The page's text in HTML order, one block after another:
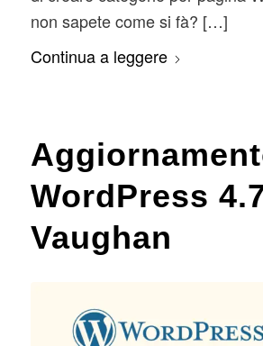
non sapete come si fà? […]
Continua a leggere
WordPress
Vaughan